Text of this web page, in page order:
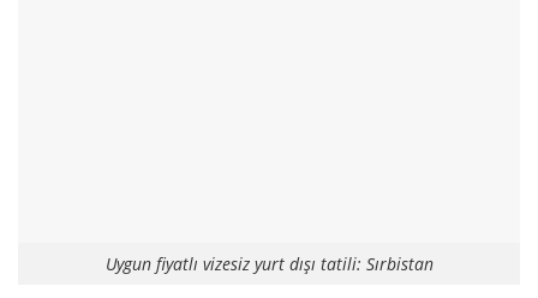
Uygun fiyatlı vizesiz yurt dışı tatili: Sırbistan